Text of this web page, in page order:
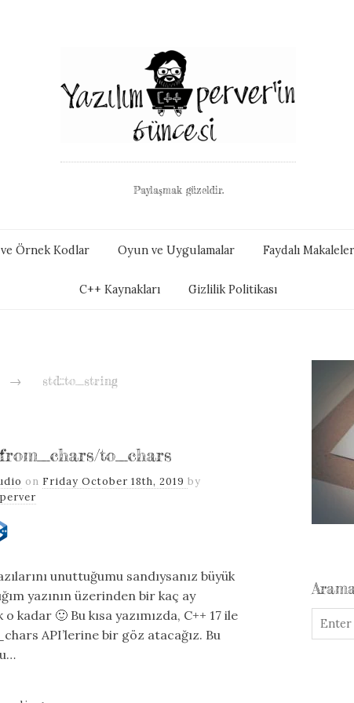
Paylaşmak güzeldir.
Örnek Kodlar Oyun ve Uygulamalar Faydalı Makaleler
C++ Kaynakları Gizlilik Politikası
→ std::to_string
to_chars
on Friday October 18th, 2019by
unuttuğumu sandıysanız büyük
yazının üzerinden bir kaç ay
🙂 Bu kısa yazımızda, C++ 17 ile
API’lerine bir göz atacağız. Bu